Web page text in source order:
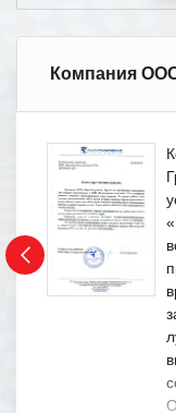
Компания